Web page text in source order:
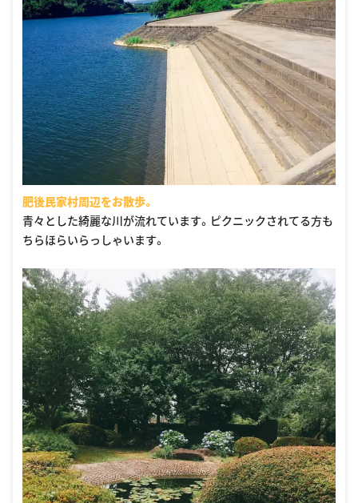
肥後民家村周辺をお散歩。
青々とした綺麗な川が流れています。ピクニックされてる方も
ちらほらいらっしゃいます。